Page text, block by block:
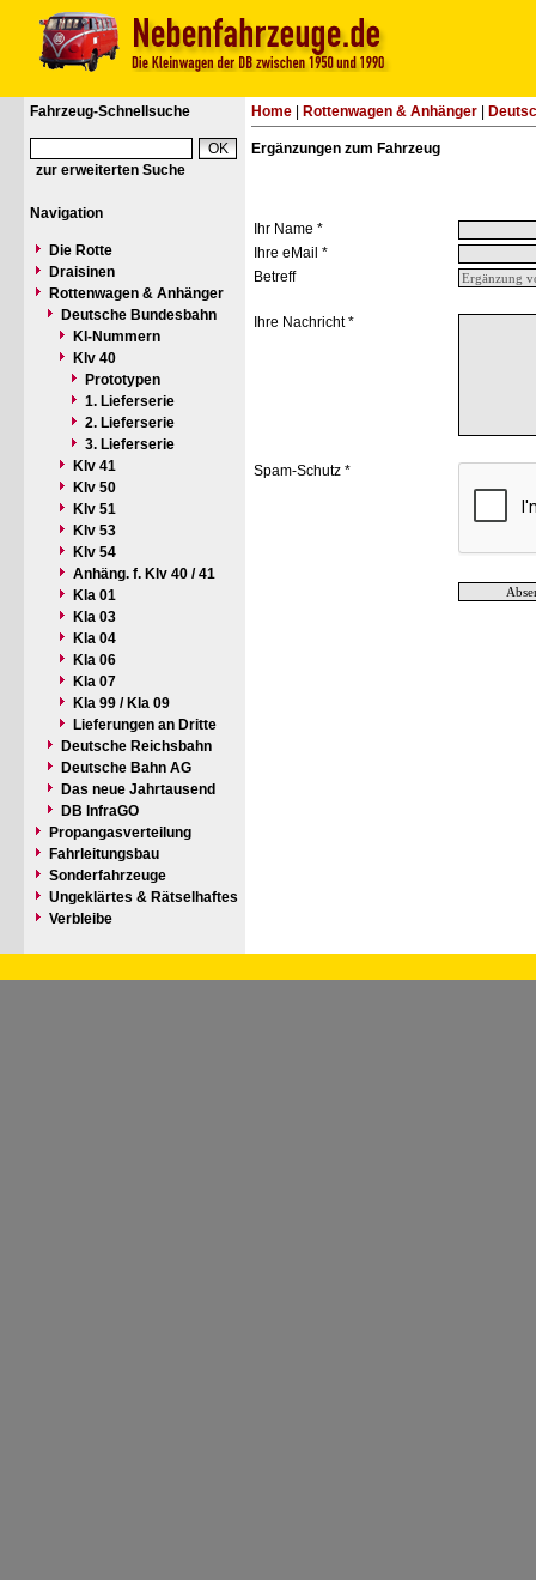
Fahrzeug-Schnellsuche
zur erweiterten Suche
Navigation
Die Rotte
Draisinen
Rottenwagen & Anhänger
Deutsche Bundesbahn
Kl-Nummern
Klv 40
Prototypen
1. Lieferserie
2. Lieferserie
3. Lieferserie
Klv 41
Klv 50
Klv 51
Klv 53
Klv 54
Anhäng. f. Klv 40 / 41
Kla 01
Kla 03
Kla 04
Kla 06
Kla 07
Kla 99 / Kla 09
Lieferungen an Dritte
Deutsche Reichsbahn
Deutsche Bahn AG
Das neue Jahrtausend
DB InfraGO
Propangasverteilung
Fahrleitungsbau
Sonderfahrzeuge
Ungeklärtes & Rätselhaftes
Verbleibe
Home Rottenwagen & Anhänger
Ergänzungen zum Fahrzeug
Ihr Name *
Ihre eMail *
Betreff
Ihre Nachricht *
Spam-Schutz *